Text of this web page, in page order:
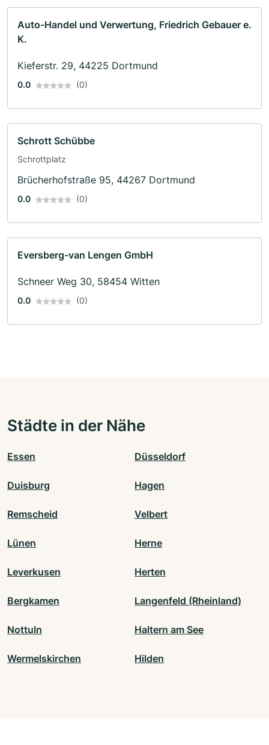
Auto-Handel und Verwertung, Friedrich Gebauer e.
K.
Kieferstr. 29, 44225 Dortmund
0.0 (0)
Schrott Schübbe
Schrottplatz
Brücherhofstraße 95, 44267 Dortmund
0.0 (0)
Eversberg-van Lengen GmbH
Schneer Weg 30, 58454 Witten
0.0 (0)
Städte in der Nähe
Essen Düsseldorf
Duisburg Hagen
Remscheid Velbert
Lünen Herne
Leverkusen Herten
Bergkamen Langenfeld (Rheinland)
Nottuln Haltern am See
Wermelskirchen Hilden